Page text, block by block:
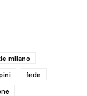
milano
fede